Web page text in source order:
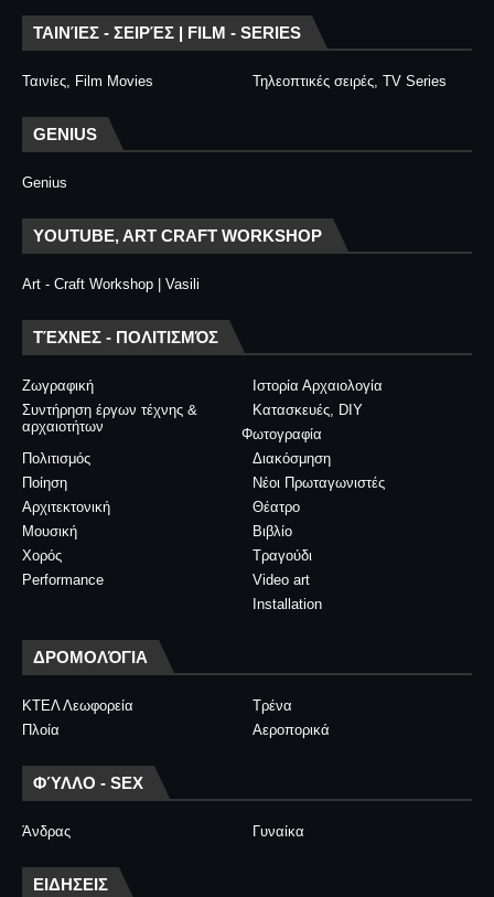
ΤΑΙΝΊΕΣ - ΣΕΙΡΈΣ | FILM - SERIES
Ταινίες, Film Movies Τηλεοπτικές σειρές, TV Series
GENIUS
Genius
YOUTUBE, ART CRAFT WORKSHOP
Art - Craft Workshop | Vasili
ΤΈΧΝΕΣ - ΠΟΛΙΤΙΣΜΌΣ
Ζωγραφική
Ιστορία Αρχαιολογία
Συντήρηση έργων τέχνης &
αρχαιοτήτων
Κατασκευές, DIY
Φωτογραφία
Διακόσμηση
Πολιτισμός
Νέοι Πρωταγωνιστές
Ποίηση
Θέατρο
Αρχιτεκτονική
Βιβλίο
Μουσική
Τραγούδι
Χορός
Video art
Performance
Installation
ΔΡΟΜΟΛΌΓΙΑ
ΚΤΕΛ Λεωφορεία
Τρένα
Πλοία
Αεροπορικά
ΦΎΛΛΟ - SEX
Άνδρας Γυναίκα
ΕΙΔΗΣΕΙΣ